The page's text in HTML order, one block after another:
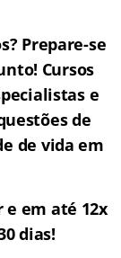
Prepare-se
Cursos
e
de
de vida em
e em até 12x
dias!